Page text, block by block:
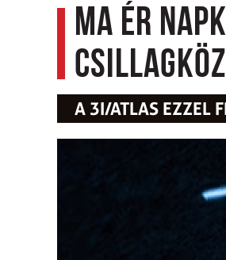
Ma ér
A 3I/ATLAS EZZEL